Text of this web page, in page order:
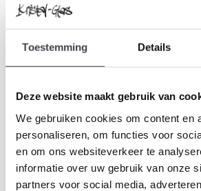
Toestemming Details
Deze website maakt gebruik van
We gebruiken cookies om content en
personaliseren, om functies voor
en om ons websiteverkeer te
informatie over uw gebruik van onze
partners voor social media,
Schrijf je in voor onze